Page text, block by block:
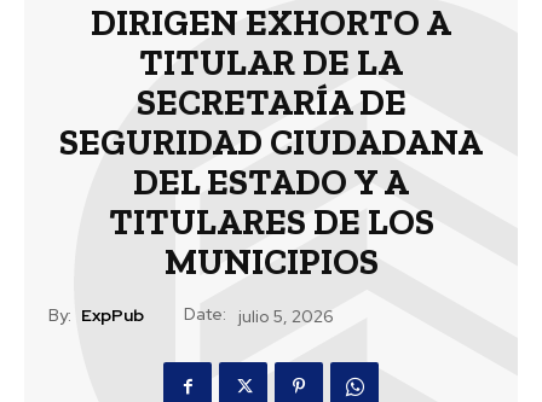
DIRIGEN EXHORTO A
TITULAR DE LA
SECRETARÍA DE
SEGURIDAD CIUDADANA
DEL ESTADO Y A
TITULARES DE LOS
MUNICIPIOS
By: ExpPub Date: julio 5, 2026